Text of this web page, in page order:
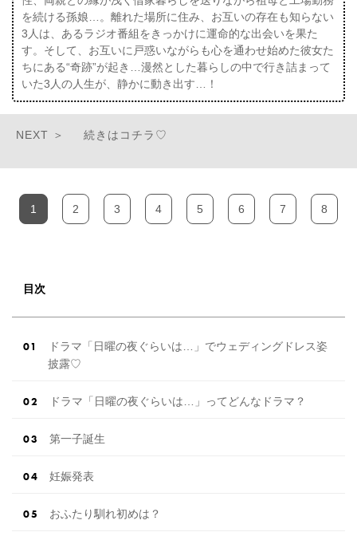
を続ける孫娘…。離れた場所に住み、お互いの存在も知らない
3人は、あるラジオ番組をきっかけに運命的な出会いを果た
す。そして、お互いに戸惑いながらも心を通わせ始めた彼女た
ちにある“奇跡”が起き…漫然とした暮らしの中で行き詰まって
いた3人の人生が、静かに動き出す…！
続きはコチラ♡
1 2 3 4 5 6 7 8
目次
ドラマ「日曜の夜ぐらいは…」でウェディングドレス姿
披露♡
ドラマ「日曜の夜ぐらいは…」ってどんなドラマ？
第一子誕生
妊娠発表
おふたり馴れ初めは？